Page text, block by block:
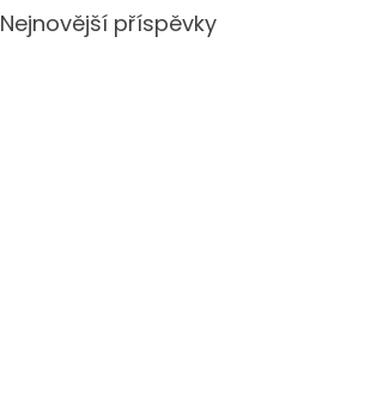
Nejnovější příspěvky